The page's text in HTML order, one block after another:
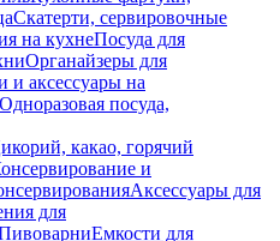
Скатерти, сервировочные
на кухнеПосуда для
Органайзеры для
и аксессуары на
Одноразовая посуда,
какао, горячий
и
Аксессуары для
для
Емкости для